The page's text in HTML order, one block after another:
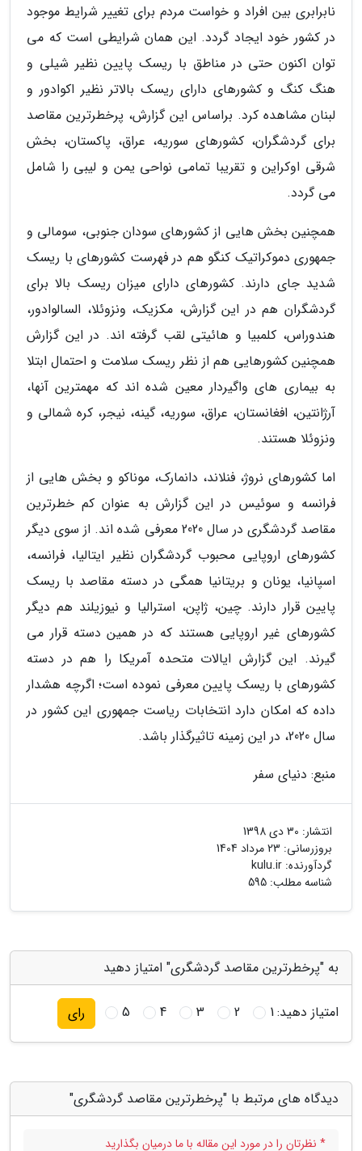
نابرابری بین افراد و خواست مردم برای تغییر شرایط موجود
در کشور خود ایجاد گردد. این همان شرایطی است که می
توان اکنون حتی در مناطق با ریسک پایین نظیر شیلی و
هنگ کنگ و کشورهای دارای ریسک بالاتر نظیر اکوادور و
لبنان مشاهده کرد. براساس این گزارش، پرخطرترین مقاصد
برای گردشگران، کشورهای سوریه، عراق، پاکستان، بخش
شرقی اوکراین و تقریبا تمامی نواحی یمن و لیبی را شامل
می گردد.
همچنین بخش هایی از کشورهای سودان جنوبی، سومالی و
جمهوری دموکراتیک کنگو هم در فهرست کشورهای با ریسک
شدید جای دارند. کشورهای دارای میزان ریسک بالا برای
گردشگران هم در این گزارش، مکزیک، ونزوئلا، السالوادور،
هندوراس، کلمبیا و هائیتی لقب گرفته اند. در این گزارش
همچنین کشورهایی هم از نظر ریسک سلامت و احتمال ابتلا
به بیماری های واگیردار معین شده اند که مهمترین آنها،
آرژانتین، افغانستان، عراق، سوریه، گینه، نیجر، کره شمالی و
ونزوئلا هستند.
اما کشورهای نروژ، فنلاند، دانمارک، موناکو و بخش هایی از
فرانسه و سوئیس در این گزارش به عنوان کم خطرترین
مقاصد گردشگری در سال 2020 معرفی شده اند. از سوی دیگر
کشورهای اروپایی محبوب گردشگران نظیر ایتالیا، فرانسه،
اسپانیا، یونان و بریتانیا همگی در دسته مقاصد با ریسک
پایین قرار دارند. چین، ژاپن، استرالیا و نیوزیلند هم دیگر
کشورهای غیر اروپایی هستند که در همین دسته قرار می
گیرند. این گزارش ایالات متحده آمریکا را هم در دسته
کشورهای با ریسک پایین معرفی نموده است؛ اگرچه هشدار
داده که امکان دارد انتخابات ریاست جمهوری این کشور در
سال 2020، در این زمینه تاثیرگذار باشد.
منبع: دنیای سفر
انتشار: 30 دی 1398
بروزرسانی: 23 مرداد 1404
گردآورنده: kulu.ir
شناسه مطلب: 595
به "پرخطرترین مقاصد گردشگری" امتیاز دهید
امتیاز دهید:1
2
3
4
5 رای
دیدگاه های مرتبط با "پرخطرترین مقاصد گردشگری"
* نظرتان را در مورد این مقاله با ما درمیان بگذارید